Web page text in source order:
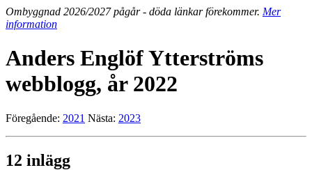
Ombyggnad 2026/2027 pågår - döda länkar förekommer. Mer
information
Anders Englöf Ytterströms
webblogg, år 2022
Föregående: 2021 Nästa: 2023
12 inlägg